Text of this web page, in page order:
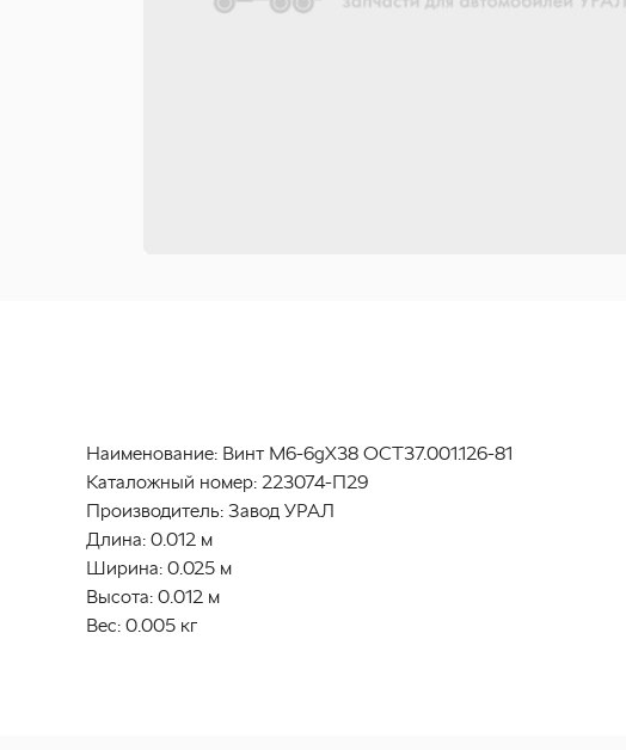
Наименование: Винт М6-6gХ38 ОСТ37.001.126-81
Каталожный номер: 223074-П29
Производитель: Завод УРАЛ
Длина: 0.012 м
Ширина: 0.025 м
Высота: 0.012 м
Вес: 0.005 кг